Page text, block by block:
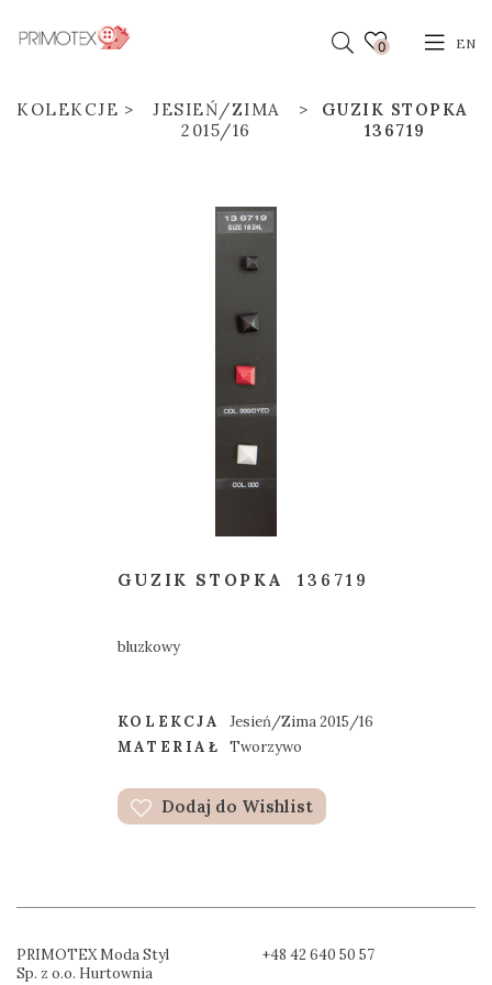
0 EN
KOLEKCJE
JESIEŃ/ZIMA
2015/16
GUZIK STOPKA
136719
GUZIK STOPKA 136719
bluzkowy
KOLEKCJA
Jesień/Zima 2015/16
MATERIAŁ
Tworzywo
Dodaj do Wishlist
PRIMOTEX Moda Styl
Sp. z o.o. Hurtownia
+48 42 640 50 57